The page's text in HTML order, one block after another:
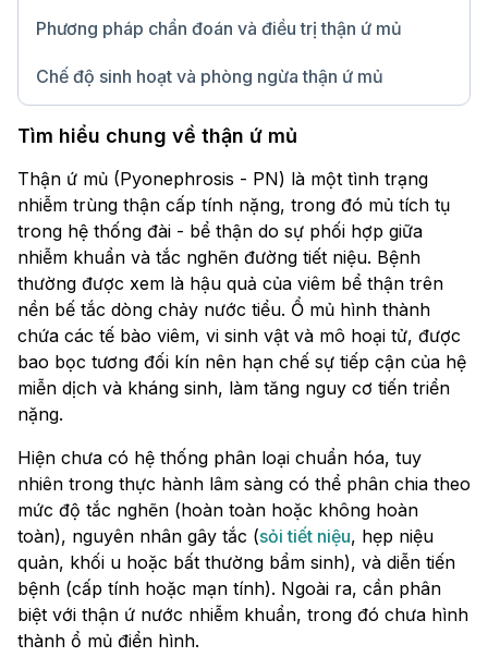
Phương pháp chẩn đoán và điều trị thận ứ mủ
Chế độ sinh hoạt và phòng ngừa thận ứ mủ
Tìm hiểu chung về thận ứ mủ
Thận ứ mủ (Pyonephrosis - PN) là một tình trạng
nhiễm trùng thận cấp tính nặng, trong đó mủ tích tụ
trong hệ thống đài - bể thận do sự phối hợp giữa
nhiễm khuẩn và tắc nghẽn đường tiết niệu. Bệnh
thường được xem là hậu quả của viêm bể thận trên
nền bế tắc dòng chảy nước tiểu. Ổ mủ hình thành
chứa các tế bào viêm, vi sinh vật và mô hoại tử, được
bao bọc tương đối kín nên hạn chế sự tiếp cận của hệ
miễn dịch và kháng sinh, làm tăng nguy cơ tiến triển
nặng.
Hiện chưa có hệ thống phân loại chuẩn hóa, tuy
nhiên trong thực hành lâm sàng có thể phân chia theo
mức độ tắc nghẽn (hoàn toàn hoặc không hoàn
toàn), nguyên nhân gây tắc (sỏi tiết niệu, hẹp niệu
quản, khối u hoặc bất thường bẩm sinh), và diễn tiến
bệnh (cấp tính hoặc mạn tính). Ngoài ra, cần phân
biệt với thận ứ nước nhiễm khuẩn, trong đó chưa hình
thành ổ mủ điển hình.